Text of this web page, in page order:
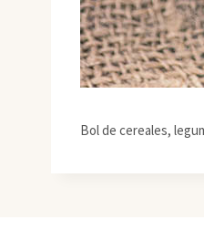
Bol de cereales,